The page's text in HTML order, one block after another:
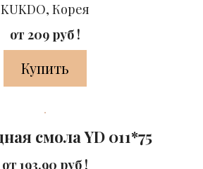
KUKDO, Корея
от 209 руб !
Купить
смола YD 011*75
от 193.90 руб !